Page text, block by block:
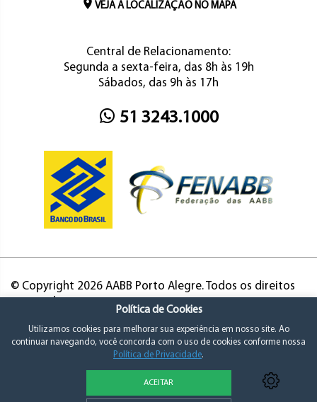
VEJA A LOCALIZAÇÃO NO MAPA
Central de Relacionamento:
Segunda a sexta-feira, das 8h às 19h
Sábados, das 9h às 17h
51 3243.1000
© Copyright 2026 AABB Porto Alegre. Todos os direitos
Política de Cookies
Utilizamos cookies para melhorar sua experiência em nosso site. Ao
continuar navegando, você concorda com o uso de cookies conforme nossa
Política de Privacidade.
ACEITAR